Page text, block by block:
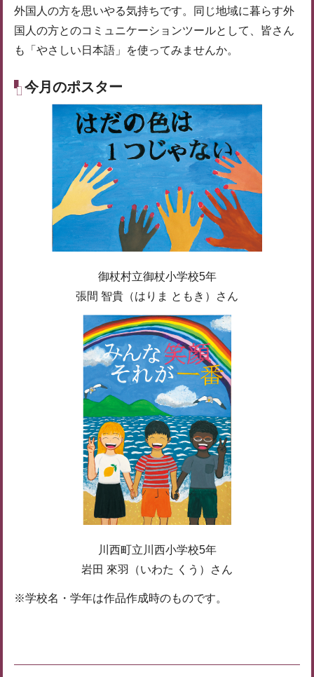
外国人の方を思いやる気持ちです。同じ地域に暮らす外
国人の方とのコミュニケーションツールとして、皆さん
も「やさしい日本語」を使ってみませんか。
今月のポスター
御杖村立御杖小学校5年
張間 智貴（はりま ともき）さん
川西町立川西小学校5年
岩田 來羽（いわた くう）さん
※学校名・学年は作品作成時のものです。